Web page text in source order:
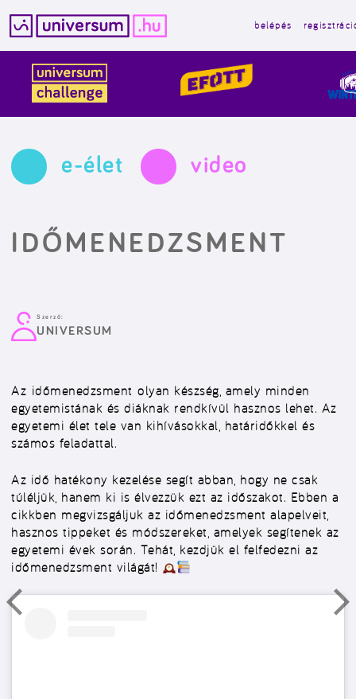
tartalomba
belépés
e-élet video
IDŐMENEDZSMENT
Szerző:
UNIVERSUM
Az időmenedzsment olyan készség, amely minden
egyetemistának és diáknak rendkívül hasznos lehet. Az
egyetemi élet tele van kihívásokkal, határidőkkel és
számos feladattal.
Az idő hatékony kezelése segít abban, hogy ne csak
túléljük, hanem ki is élvezzük ezt az időszakot. Ebben a
cikkben megvizsgáljuk az időmenedzsment alapelveit,
hasznos tippeket és módszereket, amelyek segítenek az
egyetemi évek során. Tehát, kezdjük el felfedezni az
időmenedzsment világát!